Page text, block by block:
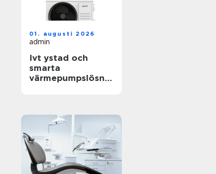
01. augusti 2026
admin
Ivt ystad och
smarta
värmepumpslösnin